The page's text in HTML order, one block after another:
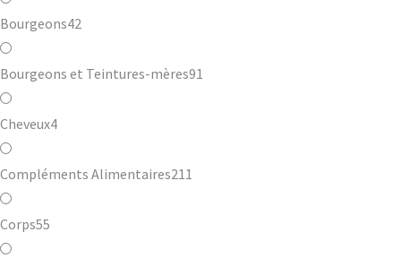
Bourgeons42
Bourgeons et Teintures-mères91
Cheveux4
Compléments Alimentaires211
Corps55